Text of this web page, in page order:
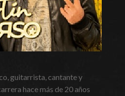
guitarrista, cantante y
hace más de 20 años